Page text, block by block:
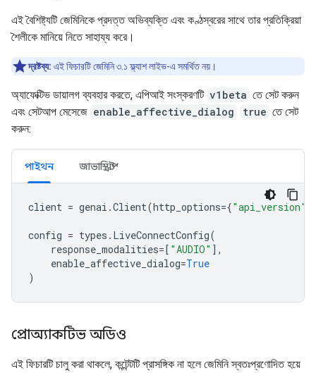
এই বৈশিষ্ট্যটি জেমিনিকে প্রদত্ত অভিব্যক্তি এবং কণ্ঠস্বরের সাথে তার প্রতিক্রিয়া
শৈলীকে মানিয়ে নিতে সাহায্য করে।
দ্রষ্টব্য: এই ফিচারটি জেমিনি ৩.১ ফ্ল্যাশ লাইভ-এ সমর্থিত নয়।
অ্যাফেক্টিভ ডায়ালগ ব্যবহার করতে, এপিআই সংস্করণটি v1beta তে সেট করুন
এবং সেটআপ মেসেজে enable_affective_dialog true তে সেট
করুন:
পাইথন জাভাস্ক্রিপ্ট
client = genai .Client(http_options={"api_version"
config = types . LiveConnectConfig(
response_modalities=[ "AUDIO" ],
enable_affective_dialog=True
)
প্রোঅ্যাকটিভ অডিও
এই ফিচারটি চালু করা থাকলে, কন্টেন্টটি প্রাসঙ্গিক না হলে জেমিনি স্বতঃপ্রণোদিত হয়ে